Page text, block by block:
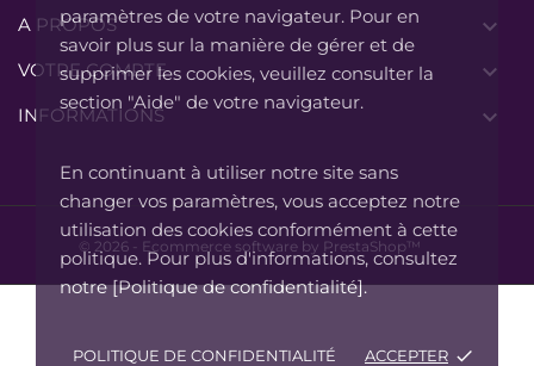
paramètres de votre navigateur. Pour en
savoir plus sur la manière de gérer et de
supprimer les cookies, veuillez consulter la
section "Aide" de votre navigateur.
En continuant à utiliser notre site sans
changer vos paramètres, vous acceptez notre
utilisation des cookies conformément à cette
politique. Pour plus d'informations, consultez
notre [Politique de confidentialité].
POLITIQUE DE CONFIDENTIALITÉ ACCEPTER done
A PROPOS 
VOTRE COMPTE 
INFORMATIONS 
© 2026 - Ecommerce software by PrestaShop™